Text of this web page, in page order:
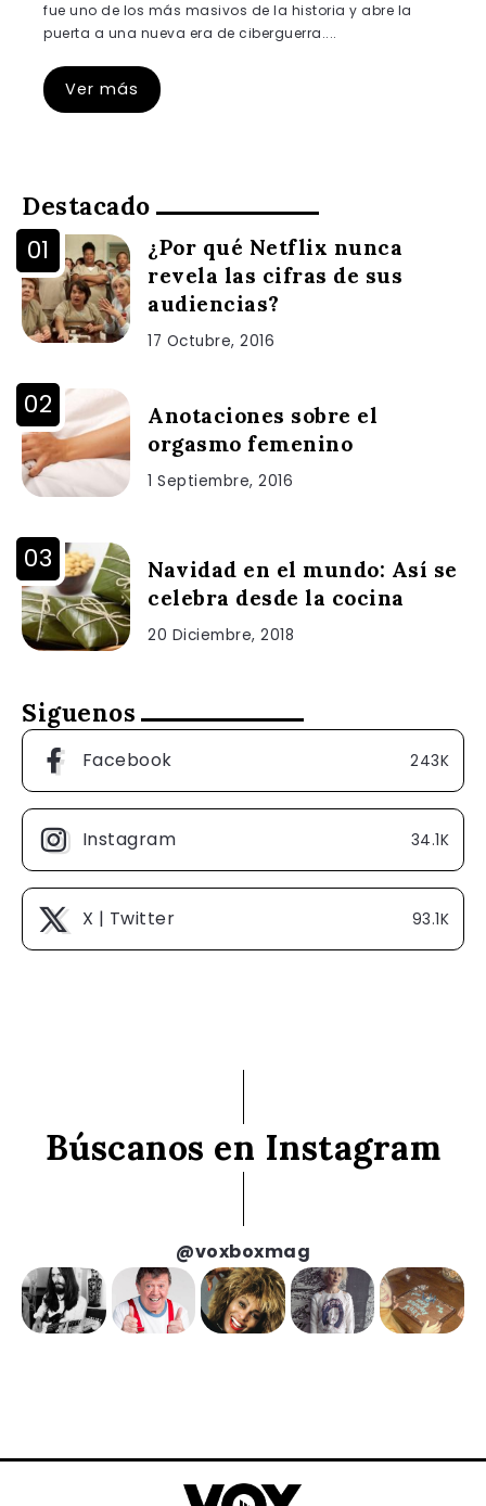
fue uno de los más masivos de la historia y abre la
puerta a una nueva era de ciberguerra....
Ver más
Destacado
¿Por qué Netflix nunca
revela las cifras de sus
audiencias?
17 Octubre, 2016
Anotaciones sobre el
orgasmo femenino
1 Septiembre, 2016
Navidad en el mundo: Así se
celebra desde la cocina
20 Diciembre, 2018
Siguenos
Facebook 243K
Instagram 34.1K
X | Twitter 93.1K
Búscanos en Instagram
@voxboxmag